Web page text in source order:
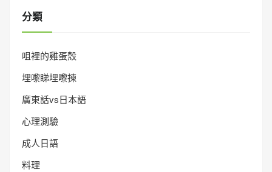
分類
咀裡的雞蛋殼
埋嚟睇埋嚟揀
廣東話vs日本語
心理測驗
成人日語
料理